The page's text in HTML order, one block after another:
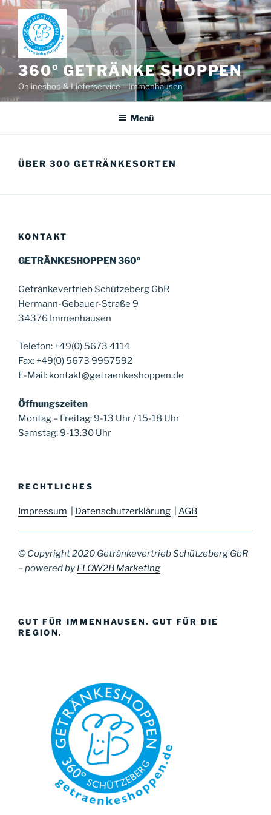
Zum
Inhalt
springen
360º GETRÄNKE SHOPPEN
Onlineshop & Lieferservice – Immenhausen
Menü
ÜBER 300 GETRÄNKESORTEN
KONTAKT
GETRÄNKESHOPPEN 360º
Getränkevertrieb Schützeberg GbR
Hermann-Gebauer-Straße 9
34376 Immenhausen
Telefon: +49(0) 5673 4114
Fax: +49(0) 5673 9957592
E-Mail: kontakt@getraenkeshoppen.de
Öffnungszeiten
Montag – Freitag: 9-13 Uhr / 15-18 Uhr
Samstag: 9-13.30 Uhr
RECHTLICHES
Impressum Datenschutzerklärung AGB
© Copyright 2020 Getränkevertrieb Schützeberg GbR
– powered by FLOW2B Marketing
GUT FÜR IMMENHAUSEN. GUT FÜR DIE
REGION.